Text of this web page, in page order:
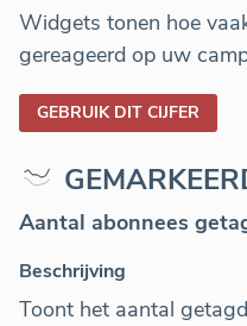
Widgets tonen hoe
gereageerd op uw
GEBRUIK DIT CIJFER
Aantal abonnees
Beschrijving
Toont het aantal